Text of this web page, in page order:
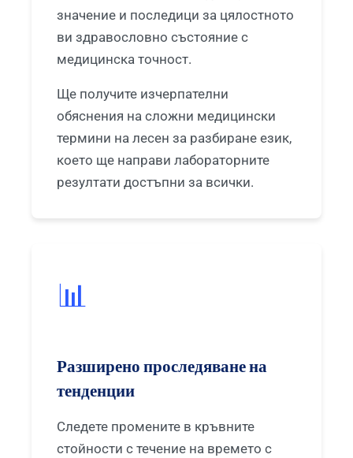
значение и последици за цялостното
ви здравословно състояние с
медицинска точност.
Ще получите изчерпателни
обяснения на сложни медицински
термини на лесен за разбиране език,
което ще направи лабораторните
резултати достъпни за всички.
📊
Разширено проследяване на
тенденции
Следете промените в кръвните
стойности с течение на времето с
Bahasa Melayu
Tagalog
ไทย
Kiswahili
Català
Қазақ тілі
Hrvatski